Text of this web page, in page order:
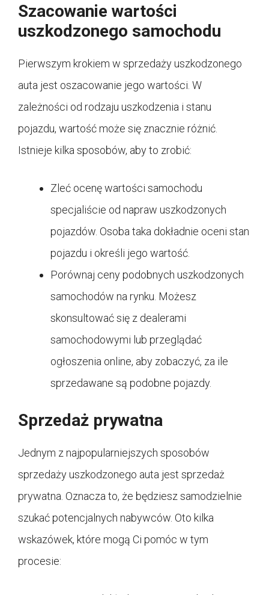
Szacowanie wartości
uszkodzonego samochodu
Pierwszym krokiem w sprzedaży uszkodzonego
auta jest oszacowanie jego wartości. W
zależności od rodzaju uszkodzenia i stanu
pojazdu, wartość może się znacznie różnić.
Istnieje kilka sposobów, aby to zrobić:
Zleć ocenę wartości samochodu
specjaliście od napraw uszkodzonych
pojazdów. Osoba taka dokładnie oceni stan
pojazdu i określi jego wartość.
Porównaj ceny podobnych uszkodzonych
samochodów na rynku. Możesz
skonsultować się z dealerami
samochodowymi lub przeglądać
ogłoszenia online, aby zobaczyć, za ile
sprzedawane są podobne pojazdy.
Sprzedaż prywatna
Jednym z najpopularniejszych sposobów
sprzedaży uszkodzonego auta jest sprzedaż
prywatna. Oznacza to, że będziesz samodzielnie
szukać potencjalnych nabywców. Oto kilka
wskazówek, które mogą Ci pomóc w tym
procesie: